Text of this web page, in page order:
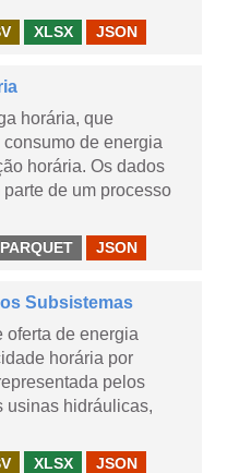
XLSX JSON
horária, que
de energia
horária. Os dados
de um processo
PARQUET JSON
Subsistemas
oferta de energia
horária por
pelos
usinas hidráulicas,
XLSX JSON